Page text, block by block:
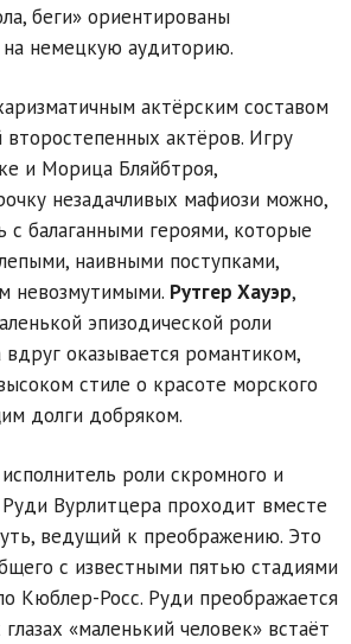
беги» ориентированы
немецкую аудиторию.
актёрским составом
второстепенных актёров. Игру
и Морица Бляйбтроя,
незадачливых мафиози можно,
с балаганными героями, которые
наивными поступками,
невозмутимыми. Рутгер Хауэр,
эпизодической роли
вдруг оказывается романтиком,
стиле о красоте морского
долги добряком.
роли скромного и
Руди Вурлитцера проходит вместе
ведущий к преображению. Это
с известными пятью стадиями
Кюблер-Росс. Руди преображается
«маленький человек» встаёт